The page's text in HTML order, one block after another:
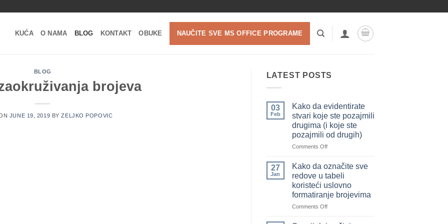
KUĆA O NAMA BLOG KONTAKT OBUKE NAUČITE SVE MS OFFICE PROGRAME
BLOG
brojeva
JUNE 19, 2019 BYZELJKO POPOVIC
LATEST POSTS
03
Feb
Kako da evidentirate
stvari koje ste pozajmili
drugima (i koje ste
pozajmili od drugih)
Comments Offon
evidentirate
stvari
koje
ste
pozajmili
(i
27
Jan
Kako da označite sve
redove u tabeli
koristeći uslovno
formatiranje brojevima
Comments Offon
da